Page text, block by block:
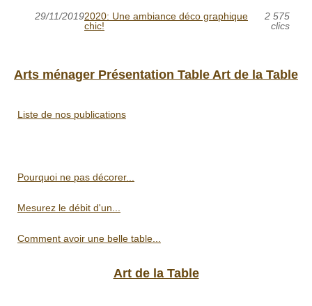
29/11/20192020: Une ambiance déco graphique
chic!
2 575
clics
Arts ménager Présentation Table Art de la Table
Liste de nos publications
Pourquoi ne pas décorer...
Mesurez le débit d'un...
Comment avoir une belle table...
Art de la Table